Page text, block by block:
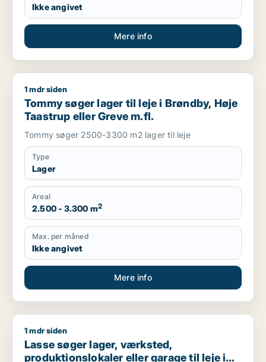
Ikke angivet
Mere info
Tommy søger lager til leje i Brøndby, Høje Taastrup eller
1 mdr siden
Tommy søger lager til leje i Brøndby, Høje
Taastrup eller Greve m.fl.
Tommy søger 2500-3300 m2 lager til leje
Type
Lager
Areal
2.500 - 3.300 m2
Max. per måned
Ikke angivet
Mere info
Lasse søger lager, værksted, produktionslokaler eller
1 mdr siden
Lasse søger lager, værksted,
produktionslokaler eller garage til leje i